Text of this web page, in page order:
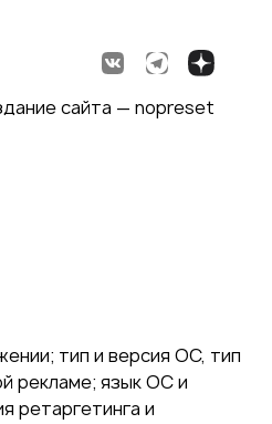
сайта — nopreset
тип и версия ОС, тип
рекламе; язык ОС и
ретаргетинга и